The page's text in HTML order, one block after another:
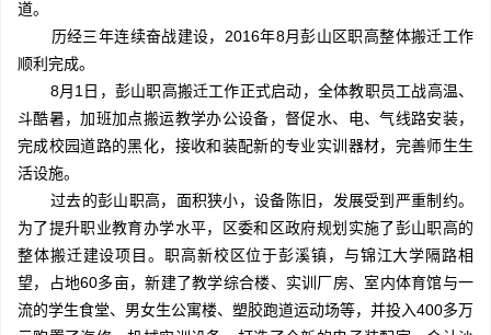
道。
历经三年连续奋战建设，2016年8月彭山区职高整体搬迁工作
顺利完成。
8月1日，彭山职高搬迁工作正式启动，全体教职员工战高温、
斗酷暑，加班加点搬运教学办公设备，督促水、电、气线路安装，
完成校园道路的黑化，接收和装配新的专业实训器材，完善师生生
活设施。
过去的彭山职高，面积狭小，设备陈旧，发展受到严重制约。
为了提升职业教育办学水平，区委和区政府规划实施了彭山职高的
整体搬迁建设项目。职高新校区位于彭溪镇，与锦江大学隔路相
望，占地60多亩，新建了教学综合楼、实训厂房、室内体育馆与一
流的学生食堂、男女生公寓楼、塑胶跑道运动场等，并投入400多万